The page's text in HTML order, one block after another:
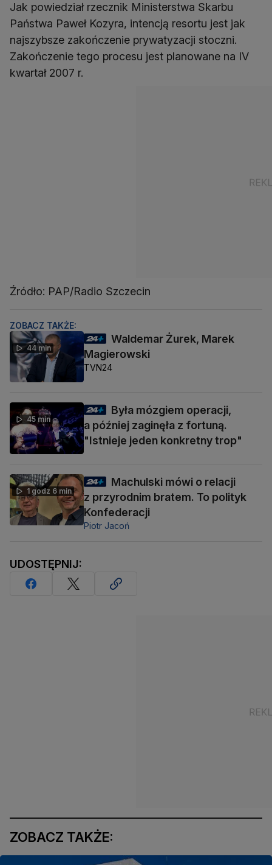
Jak powiedział rzecznik Ministerstwa Skarbu
Państwa Paweł Kozyra, intencją resortu jest jak
najszybsze zakończenie prywatyzacji stoczni.
Zakończenie tego procesu jest planowane na IV
kwartał 2007 r.
Źródło: PAP/Radio Szczecin
ZOBACZ TAKŻE:
44 min
Waldemar Żurek, Marek
Magierowski
TVN24
45 min
Była mózgiem operacji,
a później zaginęła z fortuną.
"Istnieje jeden konkretny trop"
1 godz 6 min
Machulski mówi o relacji
z przyrodnim bratem. To polityk
Konfederacji
Piotr Jacoń
UDOSTĘPNIJ:
ZOBACZ TAKŻE: